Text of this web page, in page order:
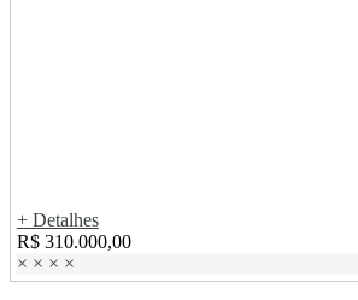
+ Detalhes
R$ 310.000,00
× × × ×